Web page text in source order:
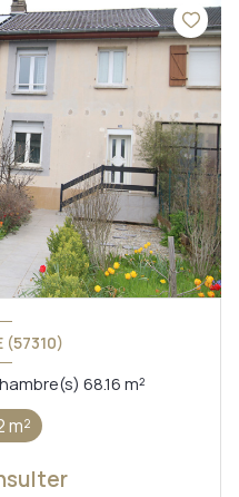
(57310)
Maison 3 pièce(s) 2 chambre(s) 68.16 m²
m²